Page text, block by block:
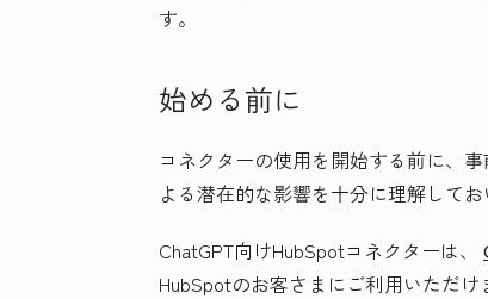
す。
始める前に
コネクターの使用を開始する前に、
よる潜在的な影響を十分に理解してお
ChatGPT向けHubSpotコネクターは、
HubSpotのお客さまにご利用いただけ